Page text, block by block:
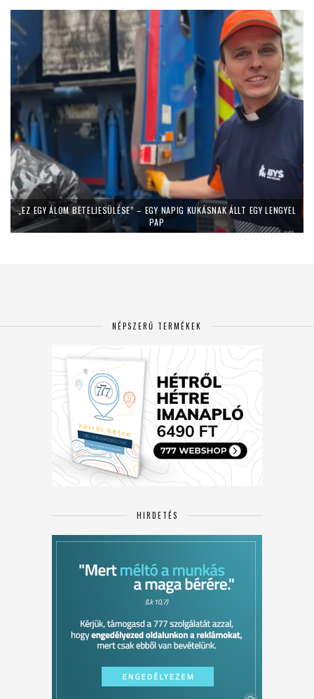
„EZ EGY ÁLOM BETELJESÜLÉSE” – EGY NAPIG KUKÁSNAK ÁLLT EGY LENGYEL
PAP
NÉPSZERŰ TERMÉKEK
HIRDETÉS